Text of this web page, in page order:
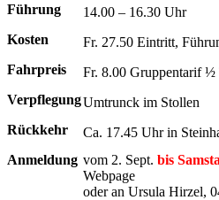
Führung
14.00 – 16.30 Uhr
Kosten
Fr. 27.50 Eintritt,
Fahrpreis
Fr. 8.00 Gruppentarif ½
VerpflegungUmtrunck im Stollen
Rückkehr
Ca. 17.45 Uhr in
Anmeldung vom 2. Sept. bis
Webpage
oder an Ursula Hirzel,